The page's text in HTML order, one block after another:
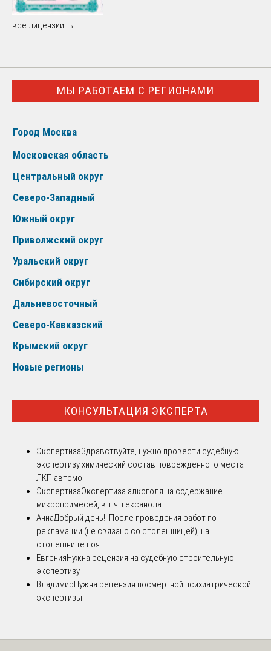
все лицензии →
МЫ РАБОТАЕМ С РЕГИОНАМИ
Город Москва
Московская область
Центральный округ
Северо-Западный
Южный округ
Приволжский округ
Уральский округ
Сибирский округ
Дальневосточный
Северо-Кавказский
Крымский округ
Новые регионы
КОНСУЛЬТАЦИЯ ЭКСПЕРТА
ЭкспертизаЗдравствуйте, нужно провести судебную
экспертизу химический состав поврежденного места
ЛКП автомо...
ЭкспертизаЭкспертиза алкоголя на содержание
микропримесей, в т.ч. гексанола
АннаДобрый день! После проведения работ по
рекламации (не связано со столешницей), на
столешнице поя...
ЕвгенияНужна рецензия на судебную строительную
экспертизу
ВладимирНужна рецензия посмертной психиатрической
экспертизы